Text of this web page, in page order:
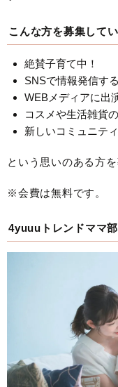
こんな方を募集して
絶賛子育て中！
SNSで情報発信す
WEBメディアに出
コスメや生活雑貨
新しいコミュニテ
という思いのある方
※会費は無料です。
4yuuuトレンドママ